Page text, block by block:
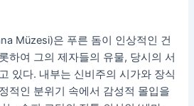
Müzesi)은 푸른 돔이 인상적인 건
하여 그의 제자들의 유물, 당시의 서
있다. 내부는 신비주의 시가와 장식
적인 분위기 속에서 감성적 몰입을